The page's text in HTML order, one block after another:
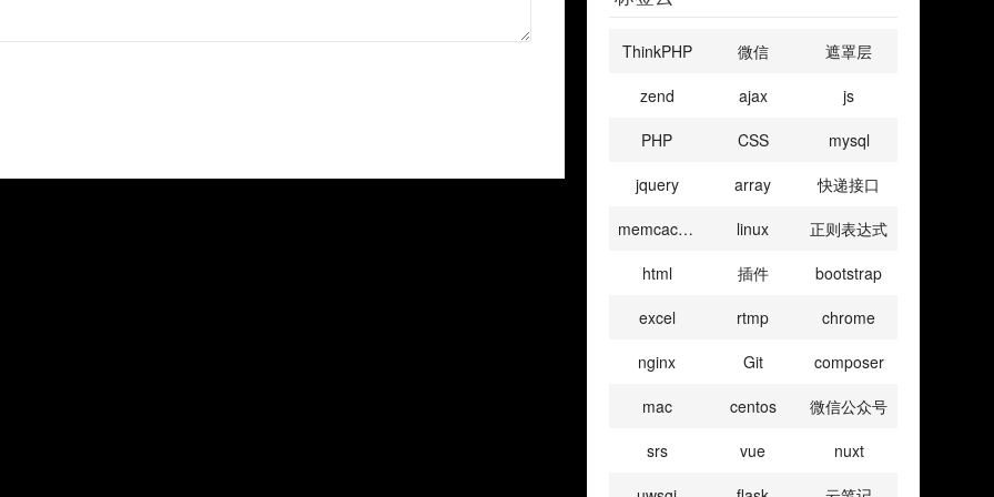
ThinkPHP 微信
遮罩层
zend
ajax
js
PHP
CSS
mysql
jquery
array
快递接口
memcached
linux
正则表达式
html
插件
bootstrap
excel
rtmp
chrome
nginx
Git
composer
mac
centos
微信公众号
srs
vue
nuxt